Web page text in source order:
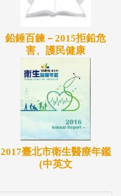
鉛錘百鍊－2015拒鉛危
害、護民健康
2017臺北市衛生醫療年鑑
(中英文